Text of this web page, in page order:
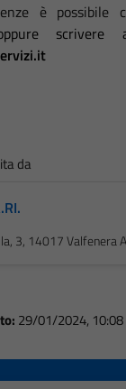
è possibile
scrivere
da
3, 14017 Valfenera
29/01/2024, 10:08